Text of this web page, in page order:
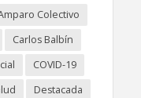
Colectivo
Carlos Balbín
COVID-19
Destacada